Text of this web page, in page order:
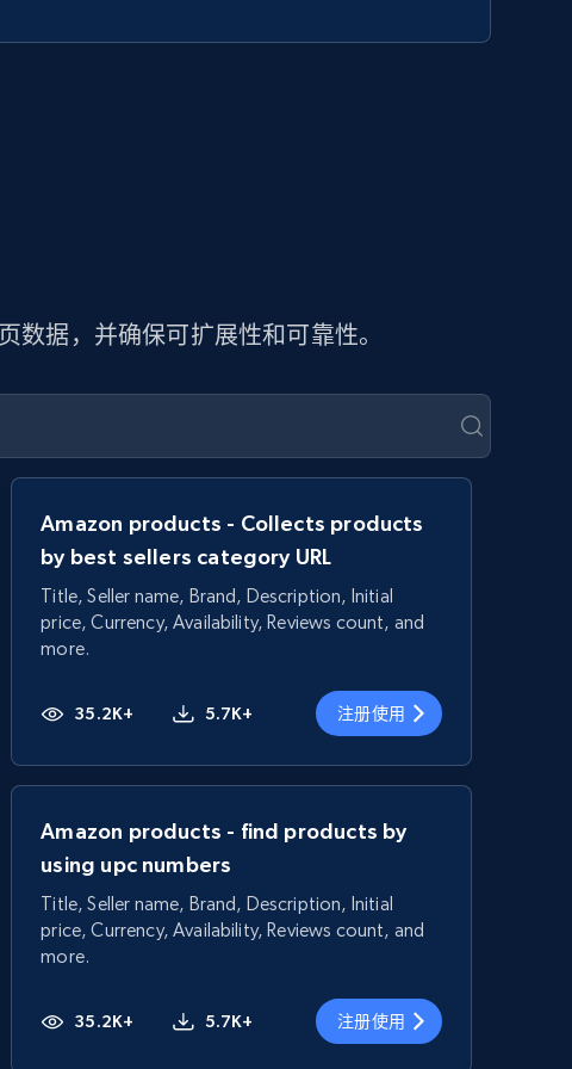
数据，并确保可扩展性和可靠性。
Amazon products - Collects products
by best sellers category URL
Title, Seller name, Brand, Description, Initial
price, Currency, Availability, Reviews count, and
more.
35.2K+ 5.7K+ 注册使用
Amazon products - find products by
using upc numbers
Title, Seller name, Brand, Description, Initial
price, Currency, Availability, Reviews count, and
more.
35.2K+ 5.7K+ 注册使用